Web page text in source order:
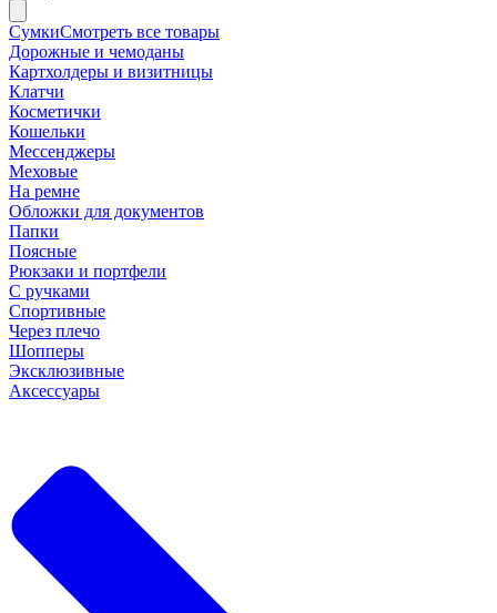
СумкиСмотреть все товары
Дорожные и чемоданы
Картхолдеры и визитницы
Клатчи
Косметички
Кошельки
Мессенджеры
Меховые
На ремне
Обложки для документов
Папки
Поясные
Рюкзаки и портфели
С ручками
Спортивные
Через плечо
Шопперы
Эксклюзивные
Аксессуары